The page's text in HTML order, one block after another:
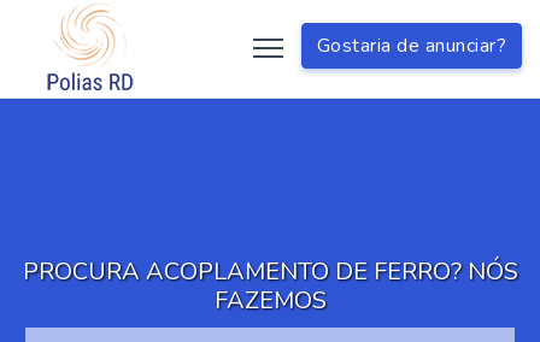
Gostaria de anunciar?
PROCURA ACOPLAMENTO DE FERRO? NÓS
FAZEMOS